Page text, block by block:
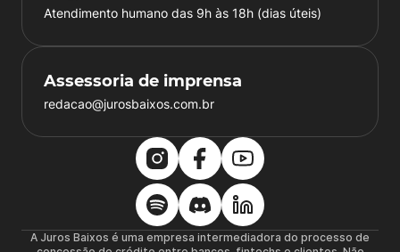
Atendimento humano das 9h às 18h (dias úteis)
Assessoria de imprensa
redacao@jurosbaixos.com.br
A Juros Baixos é uma empresa intermediadora do processo de